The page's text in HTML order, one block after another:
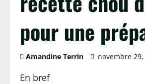
pour une
Amandine Terrin novembre 29,
En bref